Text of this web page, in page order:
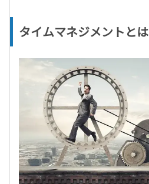
タイムマネジメントとは